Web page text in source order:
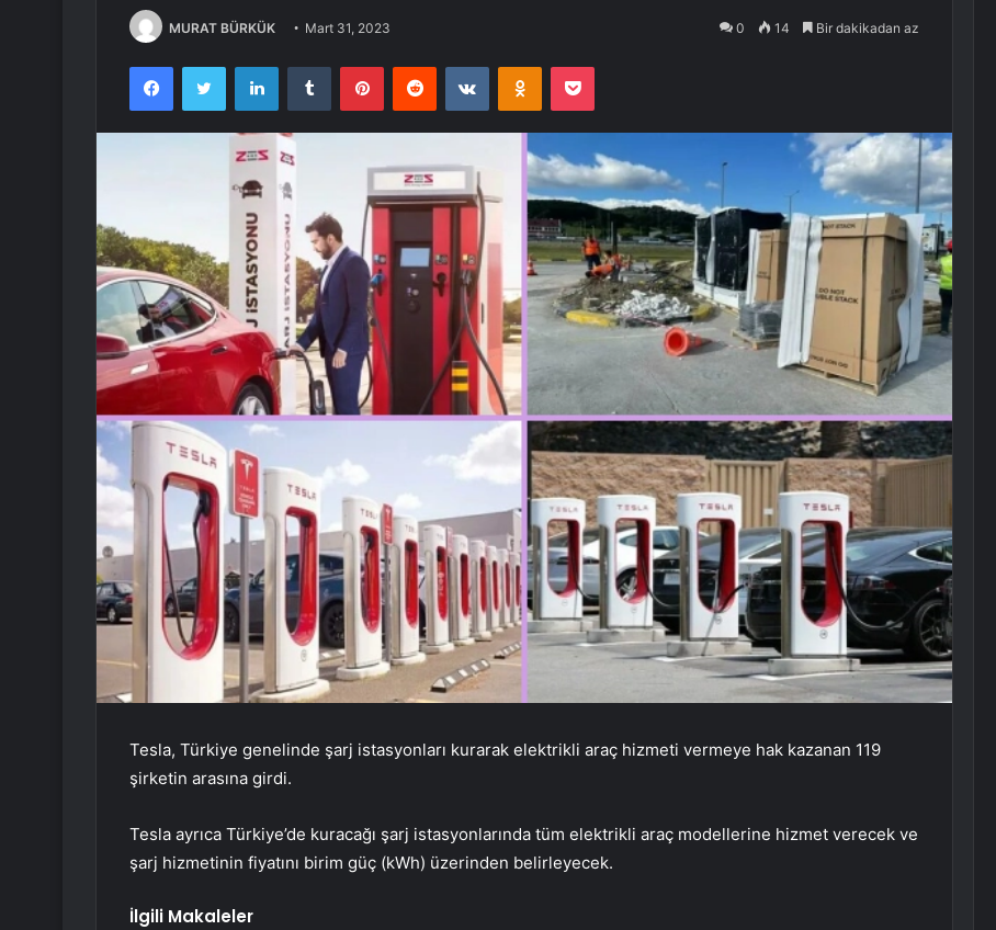
MURAT BÜRKÜK Mart 31, 2023 0 14 Bir dakikadan az
FacebookTwitter LinkedInTumblr PinterestReddit VKontakteOdnoklassniki
Pocket
Tesla, Türkiye genelinde şarj istasyonları kurarak elektrikli araç hizmeti vermeye hak kazanan 119
şirketin arasına girdi.
Tesla ayrıca Türkiye’de kuracağı şarj istasyonlarında tüm elektrikli araç modellerine hizmet verecek ve
şarj hizmetinin fiyatını birim güç (kWh) üzerinden belirleyecek.
İlgili Makaleler